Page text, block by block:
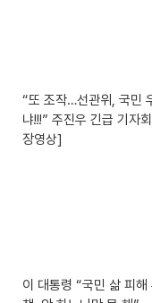
“또 조작…선관위, 국민
냐!!!” 주진우 긴급 기자
장영상]
이 대통령 “국민 삶 피해